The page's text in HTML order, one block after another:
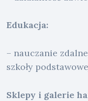
Edukacja:
– nauczanie
szkoły
Sklepy i galerie